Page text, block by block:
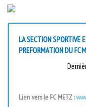
LA SECTION SPORTIVE
PREFORMATION DU FC
Lien vers le FC METZ :